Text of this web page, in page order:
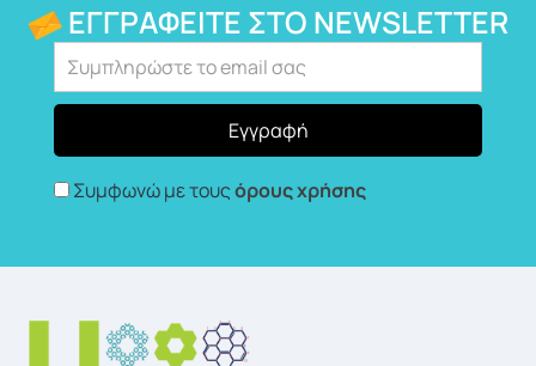
ΕΓΓΡΑΦΕΊΤΕ ΣΤΟ NEWSLETTER
Συμφωνώ με τουςόρους χρήσης